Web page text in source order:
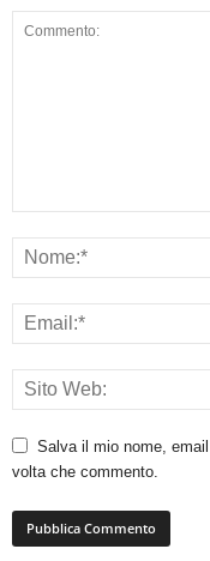
Salva il mio nome,
volta che commento.